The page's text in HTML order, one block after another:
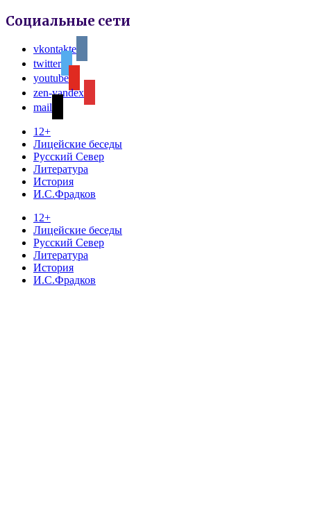
Социальные сети
vkontakte
twitter
youtube
zen-yandex
mail
12+
Лицейские беседы
Русский Север
Литература
История
И.С.Фрадков
12+
Лицейские беседы
Русский Север
Литература
История
И.С.Фрадков